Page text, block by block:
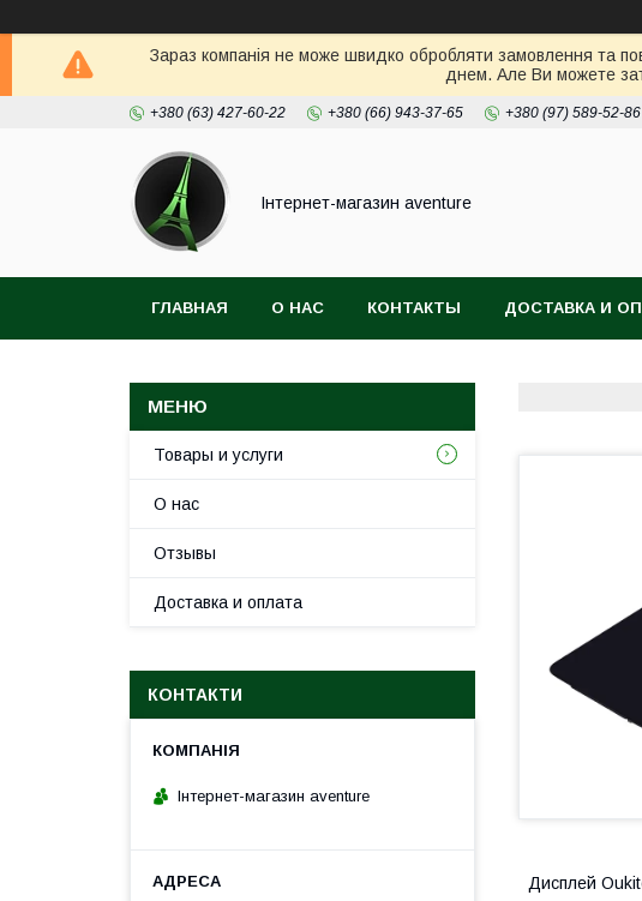
Зараз компанія не може швидко обробляти замовлення та
днем. Але Ви можете
+380 (63) 427-60-22 +380 (66) 943-37-65 +380 (97) 589-52-86
Інтернет-магазин aventure
ГЛАВНАЯ О НАС КОНТАКТЫ ДОСТАВКА И
Дисплей
Товары и услуги
О нас
Отзывы
Доставка и оплата
КОНТАКТИ
Інтернет-магазин aventure